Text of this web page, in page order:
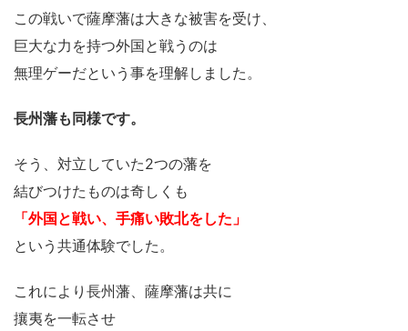
この戦いで薩摩藩は大きな被害を受け、
巨大な力を持つ外国と戦うのは
無理ゲーだという事を理解しました。
長州藩も同様です。
そう、対立していた2つの藩を
結びつけたものは奇しくも
「外国と戦い、手痛い敗北をした」
という共通体験でした。
これにより長州藩、薩摩藩は共に
攘夷を一転させ